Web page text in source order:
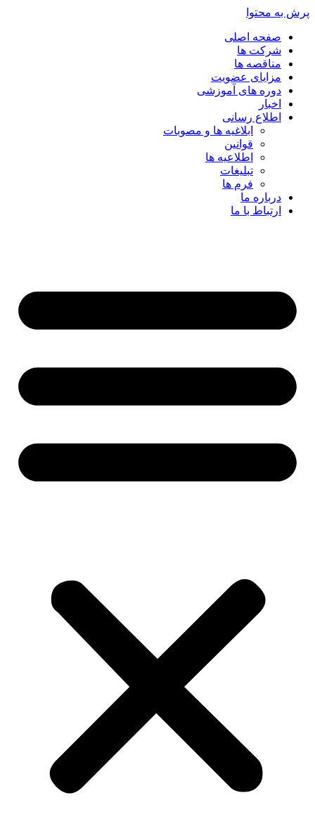
پرش به محتوا
صفحه اصلی
شرکت ها
مناقصه ها
مزایای عضویت
دوره های آموزشی
اخبار
اطلاع رسانی
ابلاغیه ها و مصوبات
قوانین
اطلاعیه ها
تبلیغات
فرم ها
درباره ما
ارتباط با ما